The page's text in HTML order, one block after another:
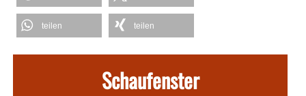
teilen teilen
Schaufenster